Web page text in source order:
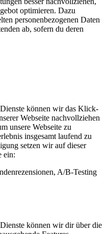
optimieren. Dazu
personenbezogenen Daten
ab, sofern du deren
können wir das Klick-
Webseite nachvollziehen
unsere Webseite zu
insgesamt laufend zu
setzen wir auf dieser
ein:
A/B-Testing
können wir dir über die